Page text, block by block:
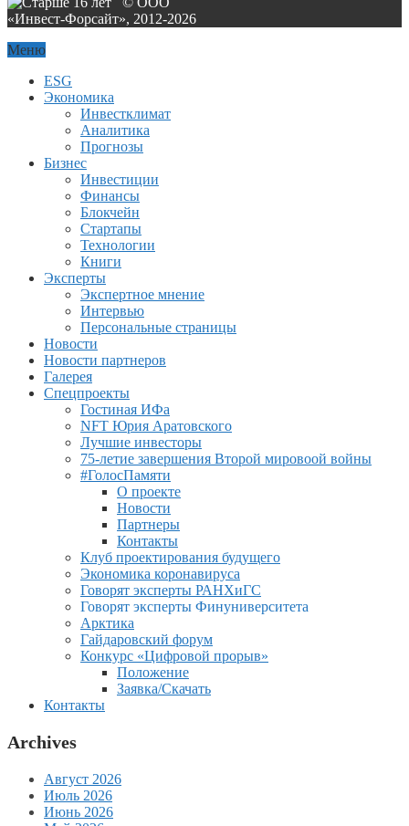
«Инвест-Форсайт», 2012-2026
Меню
ESG
Экономика
Инвестклимат
Аналитика
Прогнозы
Бизнес
Инвестиции
Финансы
Блокчейн
Стартапы
Технологии
Книги
Эксперты
Экспертное мнение
Интервью
Персональные страницы
Новости
Новости партнеров
Галерея
Спецпроекты
Гостиная ИФа
NFT Юрия Аратовского
Лучшие инвесторы
75-летие завершения Второй мировоой войны
#ГолосПамяти
О проекте
Новости
Партнеры
Контакты
Клуб проектирования будущего
Экономика коронавируса
Говорят эксперты РАНХиГС
Говорят эксперты Финуниверситета
Арктика
Гайдаровский форум
Конкурс «Цифровой прорыв»
Положение
Заявка/Скачать
Контакты
Archives
Август 2026
Июль 2026
Июнь 2026